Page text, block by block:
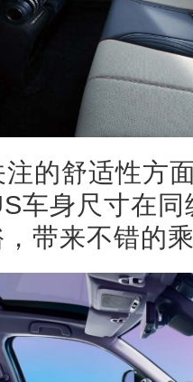
的舒适性方
车身尺寸在
带来不错的